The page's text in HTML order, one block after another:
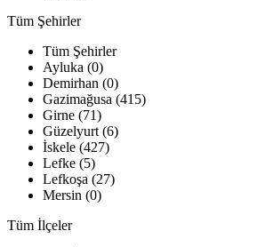
Tüm Şehirler
Tüm Şehirler
Ayluka (0)
Demirhan (0)
Gazimağusa (415)
Girne (71)
Güzelyurt (6)
İskele (427)
Lefke (5)
Lefkoşa (27)
Mersin (0)
Tüm İlçeler